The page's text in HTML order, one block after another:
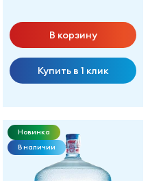
В корзину
Купить в 1 клик
Новинка
В наличии